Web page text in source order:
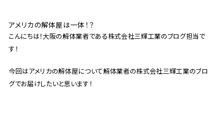
アメリカの解体屋は一体！？
こんにちは！大阪の解体業者である株式会社三輝工業のブログ担当で
す！
今回はアメリカの解体屋について解体業者の株式会社三輝工業のブロ
グでお届けしたいと思います！